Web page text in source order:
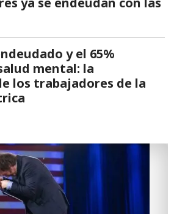
y el 65%
mental: la
los trabajadores de la